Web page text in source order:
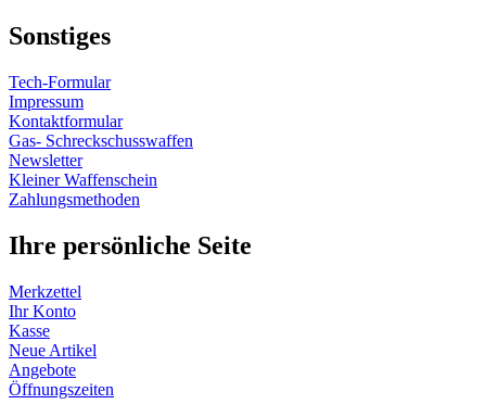
Sonstiges
Tech-Formular
Impressum
Kontaktformular
Gas- Schreckschusswaffen
Newsletter
Kleiner Waffenschein
Zahlungsmethoden
Ihre persönliche Seite
Merkzettel
Ihr Konto
Kasse
Neue Artikel
Angebote
Öffnungszeiten